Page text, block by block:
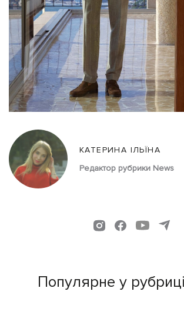
КАТЕРИНА ІЛЬЇНА
Редактор рубрики News
Популярне у